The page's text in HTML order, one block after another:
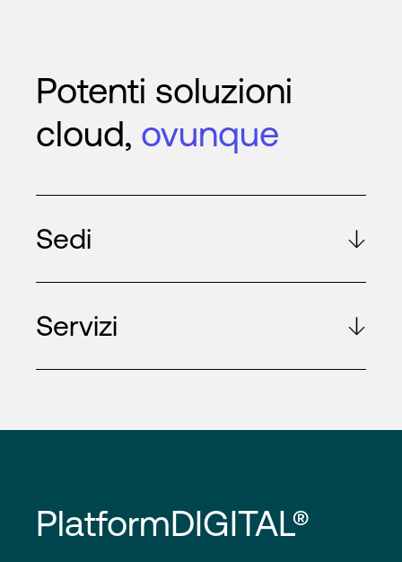
Potenti soluzioni
cloud, ovunque
Sedi
Servizi
PlatformDIGITAL®